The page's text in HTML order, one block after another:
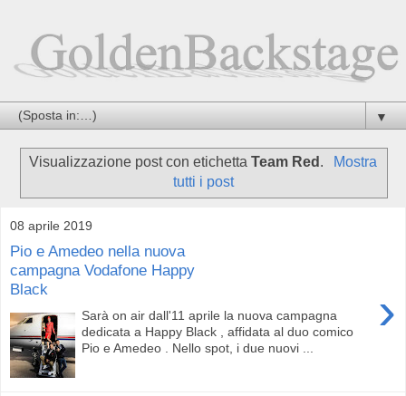
▼
Visualizzazione post con etichettaTeam Red .
Mostra
tutti i post
08 aprile 2019
Pio e Amedeo nella nuova
campagna Vodafone Happy
Black
›
Sarà on air dall'11 aprile la nuova campagna
dedicata a Happy Black , affidata al duo comico
Pio e Amedeo . Nello spot, i due nuovi ...